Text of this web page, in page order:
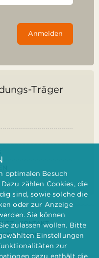
Anmelden
Träger
KONTAKT
optimalen Besuch
zählen Cookies, die
sind, sowie solche die
oder zur Anzeige
Sie können
zulassen wollen. Bitte
Einstellungen
zur
dazu enthält die